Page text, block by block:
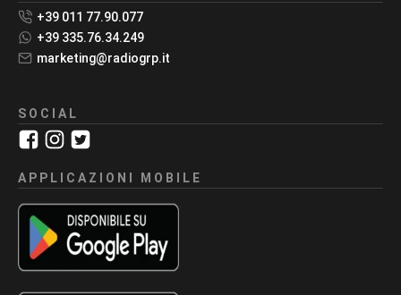
+39 011 77.90.077
+39 335.76.34.249
marketing@radiogrp.it
SOCIAL
APPLICAZIONI MOBILE